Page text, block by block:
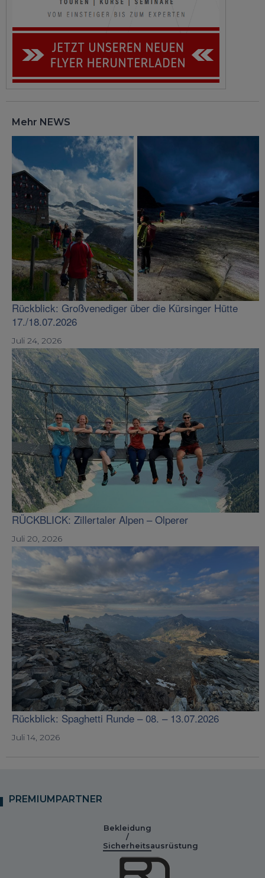
Mehr NEWS
Rückblick: Großvenediger über die Kürsinger Hütte
17./18.07.2026
Juli 24, 2026
RÜCKBLICK: Zillertaler Alpen – Olperer
Juli 20, 2026
Rückblick: Spaghetti Runde – 08. – 13.07.2026
Juli 14, 2026
PREMIUMPARTNER
Bekleidung
/
Sicherheitsausrüstung